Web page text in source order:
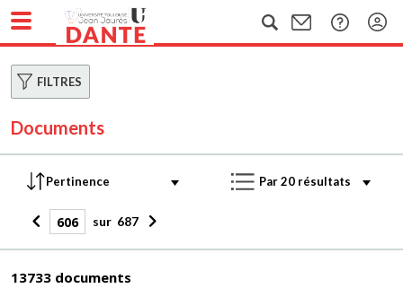
FILTRES
Documents
sur 687
13733 documents